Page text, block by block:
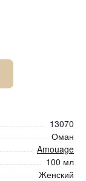
13070
Оман
Amouage
100 мл
Женский